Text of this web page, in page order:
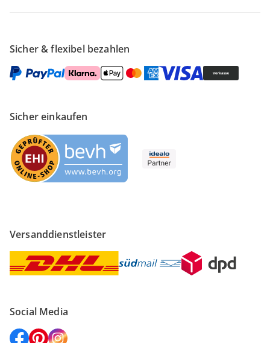
Sicher & flexibel bezahlen
Sicher einkaufen
Versanddienstleister
Social Media